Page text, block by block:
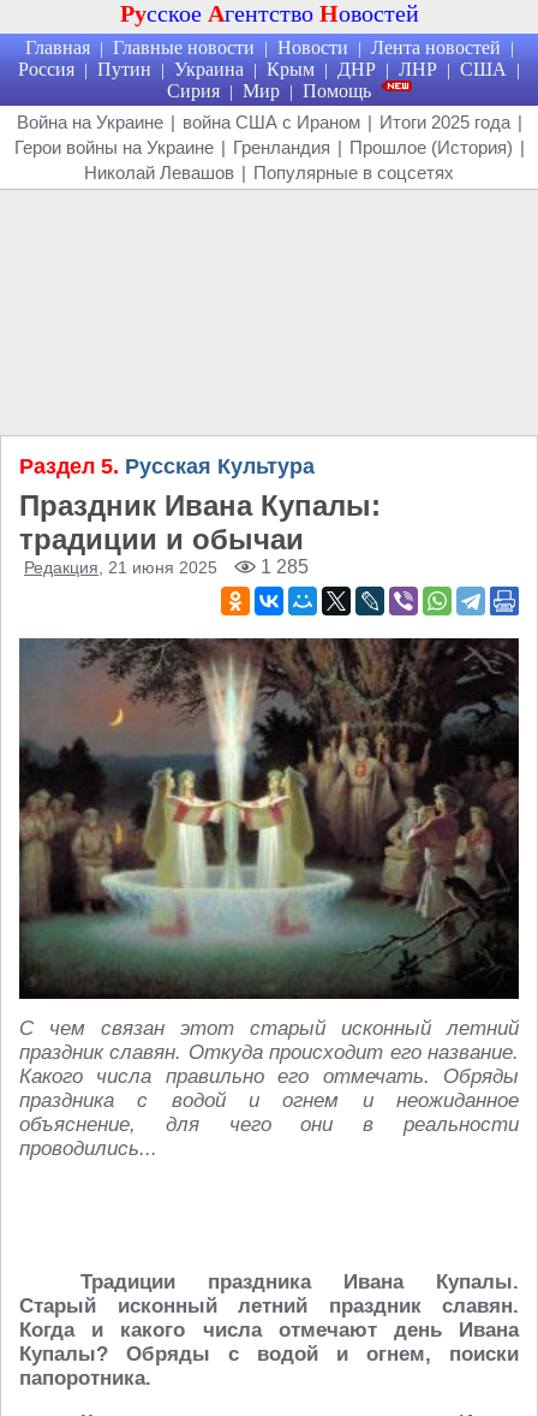
Русское Агентство Новостей
Главная | Главные новости | Новости | Лента новостей |
Россия | Путин | Украина | Крым | ДНР | ЛНР | США |
Сирия | Мир | Помощь
Война на Украине | война США с Ираном | Итоги 2025 года |
Герои войны на Украине | Гренландия | Прошлое (История) |
Николай Левашов | Популярные в соцсетях
Раздел 5. Русская Культура
Праздник Ивана Купалы:
традиции и обычаи
Редакция , 21 июня 2025 1 285
С чем связан этот старый исконный летний
праздник славян. Откуда происходит его название.
Какого числа правильно его отмечать. Обряды
праздника с водой и огнем и неожиданное
объяснение, для чего они в реальности
проводились...
Традиции праздника Ивана Купалы.
Старый исконный летний праздник славян.
Когда и какого числа отмечают день Ивана
Купалы? Обряды с водой и огнем, поиски
папоротника.